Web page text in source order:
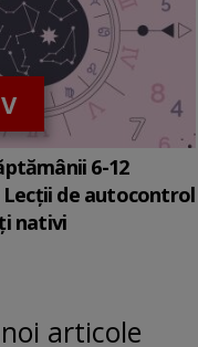
6-12
Lecții de autocontrol
nativi
articole